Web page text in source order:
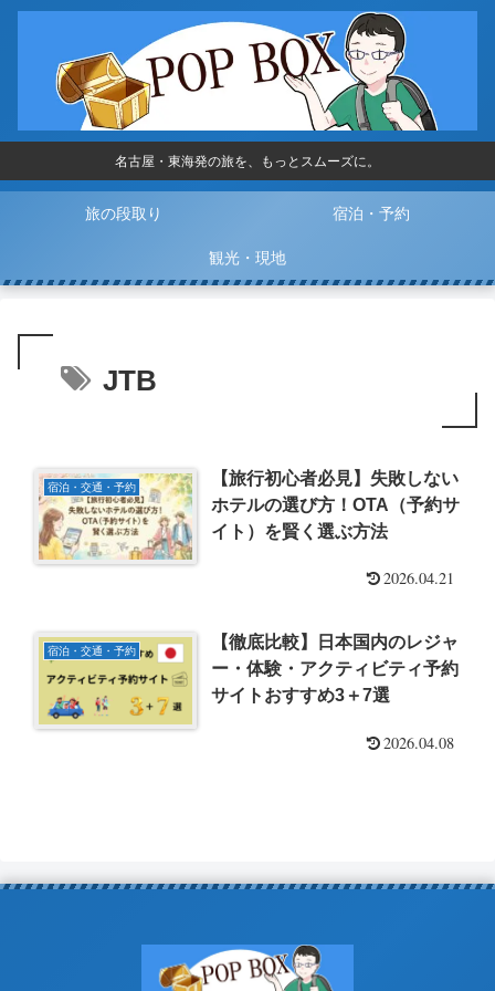
名古屋・東海発の旅を、もっとスムーズに。
旅の段取り 宿泊・予約
観光・現地
JTB
宿泊・交通・予約
【旅行初心者必見】失敗しない
ホテルの選び方！OTA（予約サ
イト）を賢く選ぶ方法
2026.04.21
宿泊・交通・予約
【徹底比較】日本国内のレジャ
ー・体験・アクティビティ予約
サイトおすすめ3＋7選
2026.04.08